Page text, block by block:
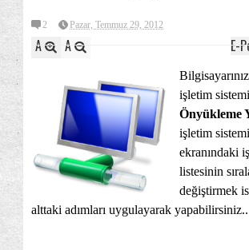
2 Pazar, Temmuz 29, 2012
A A E-
işletim
Önyükleme
işletim
ekranındaki
listesinin
değiştirmek
alttaki adımları uygulayarak